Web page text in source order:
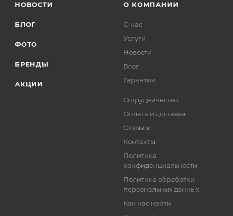
НОВОСТИ
БЛОГ
ФОТО
БРЕНДЫ
АКЦИИ
О КОМПАНИИ
О нас
Услуги
Новости
Блог
Гарантии
Сотрудничество
Оплата и доставка
Отзывы
Контакты
Политика
конфиденциальности
Политика обработки
персональных данных
Как нас найти